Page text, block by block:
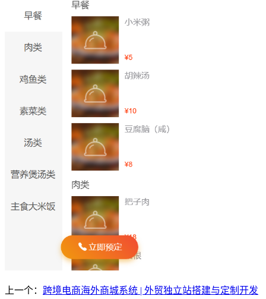
上一个： 跨境电商海外商城系统 | 外贸独立站搭建与定制开发